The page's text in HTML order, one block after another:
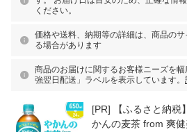
ください。
価格や送料、納期等の詳細は、商品の
る場合があります
商品のお届けに関するお客様ニーズを
強翌日配送」ラベルを表示しています。
[PR]
【ふるさと納
かんの麦茶 from 爽